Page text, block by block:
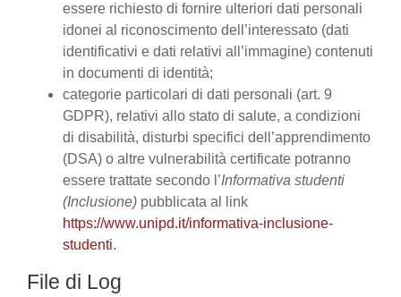
essere richiesto di fornire ulteriori dati personali
idonei al riconoscimento dell’interessato (dati
identificativi e dati relativi all’immagine) contenuti
in documenti di identità;
categorie particolari di dati personali (art. 9
GDPR), relativi allo stato di salute, a condizioni
di disabilità, disturbi specifici dell’apprendimento
(DSA) o altre vulnerabilità certificate potranno
essere trattate secondo l’Informativa studenti
(Inclusione) pubblicata al link
https://www.unipd.it/informativa-inclusione-
studenti.
File di Log